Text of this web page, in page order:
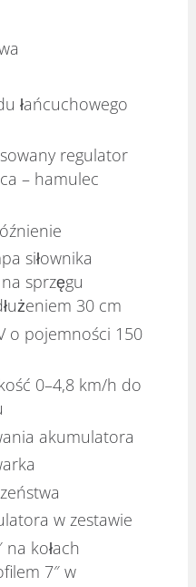
łańcuchowego
regulator
– hamulec
siłownika
sprzęgu
30 cm
o pojemności 150
0–4,8 km/h do
akumulatora
w zestawie
na kołach
7″ w